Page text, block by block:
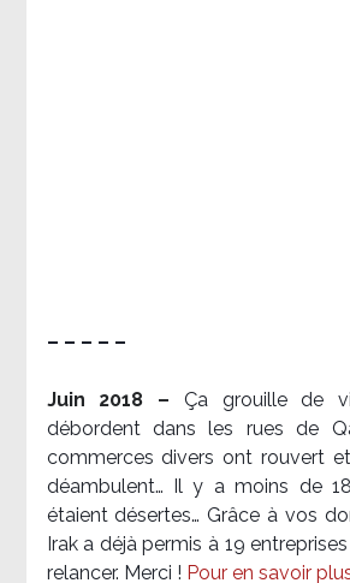
– – – – –
Juin 2018 – Ça grouille de
débordent dans les rues de
commerces divers ont rouvert
déambulent… Il y a moins de
étaient désertes… Grâce à vos
Irak a déjà permis à 19
relancer. Merci ! Pour en savoir